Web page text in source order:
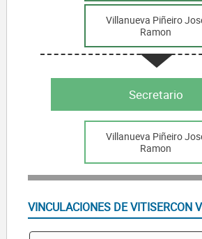
Villanueva Piñeiro
Ramon
Secretario
Villanueva Piñeiro
Ramon
VINCULACIONES DE VITISERCON